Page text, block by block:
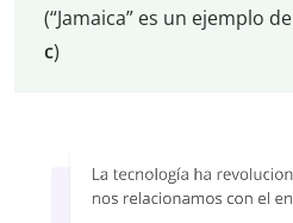
(“Jamaica” es un ejemplo de
c)